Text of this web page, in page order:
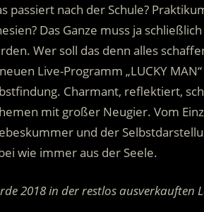
passiert nach der Schule?
Das Ganze muss ja
Wer soll das denn alles
Live-Programm „LUCKY
Charmant, reflektiert,
mit großer Neugier. Vom
und der
wie immer aus der Seele.
2018 in der restlos ausverkauften